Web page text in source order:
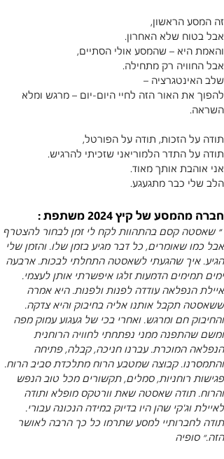
זה המסע הראשון,
אבל בטוח שלא האחרון.
והאמת היא – שהמסע אולי הסתיים,
אבל החוויה רק מתחילה.
שלב האינטגרציה –
להפוך את האור הזה לחיי היום-יום – מרגש ומלא
השראה.
תודה על הזכות, תודה על הפורטל,
תודה על התדר הלמוריאני שזכיתי להרגיש.
אני אוהבת אותך מאוד.
הלב שלי כבר מתגעגע.
חברה מהמסע של קיץ 2024 משתפת :
״ שאסטה קסם בהתהוות לקח לי זמן לבחור להצטרף
אבל כמו שאומרים, כל דבר מגיע בזמן שלו. והזמן שלי
הגיע. איך שהגעתי לשאסטה התחלתי לבכות. ארבעה
ימים תמימים הדמעות זלגו איפשרתי אותן לעצמי.
איילת הנפלאה עודדה לפנות ולפנות. היא אמרה
ששאסטה תקבל אותנו אליה בחיבוק והיא צדקה.
והחיבוק חם ומרגש. ואחרי בכי של געגוע עמוק מפה
ומשם שהתפנה ממני נפתחתי לחוויה הרוחנית
הנפלאה המוכרת. עברנו חניכה, קבלה, פתיחה
והתמסרנו. קבוצה שמטבע הרוח מתלכדת סביב הרוח.
פגישות רוחניות, סמלים, תקשורים מכל טוב הנפש
והרוח. תודה שאסטה שאת וורטקס מופלא ותודה
לאיילת וג'קי שהן היו בדיוק במידה הנכונה עבורי.
תודה לחברותיי למסע שתרמו כל כך הרבה לאושר
הזה.״ סופיה